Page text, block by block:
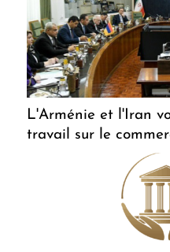
L'Arménie et l'Iran
travail sur le